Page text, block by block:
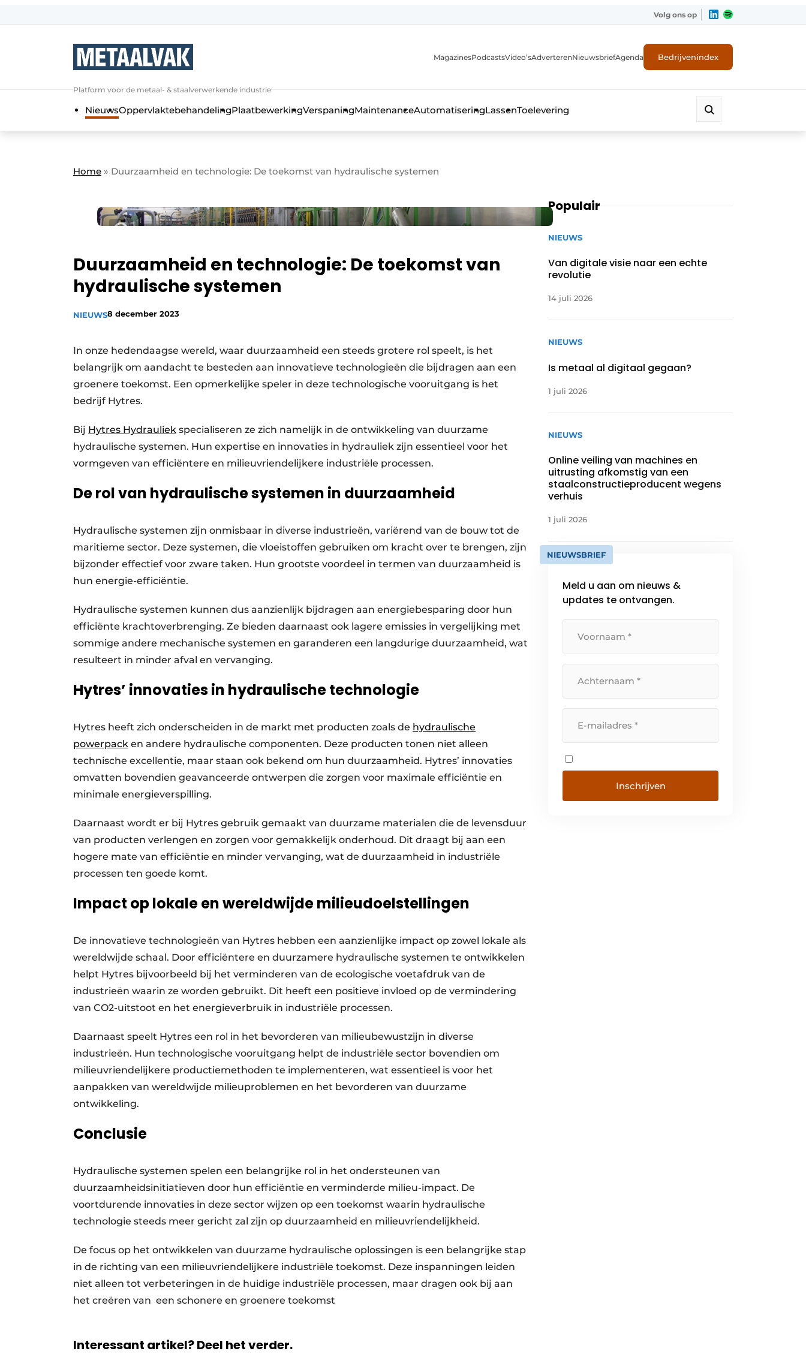
Algemene voorwaarden
Direct contact
Nieuwsbrief
Privacy / Cookie statement
Vacature aanmelden
Volg ons op
Platform voor de metaal- & staalverwerkende industrie
MagazinesPodcastsVideo’sAdverterenNieuwsbriefAgenda Bedrijvenindex
NieuwsOppervlaktebehandelingPlaatbewerkingVerspaningMaintenanceAutomatiseringLassenToelevering
Home » Duurzaamheid en technologie: De toekomst van hydraulische systemen
Duurzaamheid en technologie: De toekomst van
hydraulische systemen
NIEUWS8 december 2023
In onze hedendaagse wereld, waar duurzaamheid een steeds grotere rol speelt, is het
belangrijk om aandacht te besteden aan innovatieve technologieën die bijdragen aan een
groenere toekomst. Een opmerkelijke speler in deze technologische vooruitgang is het
bedrijf Hytres.
Bij Hytres Hydrauliek specialiseren ze zich namelijk in de ontwikkeling van duurzame
hydraulische systemen. Hun expertise en innovaties in hydrauliek zijn essentieel voor het
vormgeven van efficiëntere en milieuvriendelijkere industriële processen.
De rol van hydraulische systemen in duurzaamheid
Hydraulische systemen zijn onmisbaar in diverse industrieën, variërend van de bouw tot de
maritieme sector. Deze systemen, die vloeistoffen gebruiken om kracht over te brengen, zijn
bijzonder effectief voor zware taken. Hun grootste voordeel in termen van duurzaamheid is
hun energie-efficiëntie.
Hydraulische systemen kunnen dus aanzienlijk bijdragen aan energiebesparing door hun
efficiënte krachtoverbrenging. Ze bieden daarnaast ook lagere emissies in vergelijking met
sommige andere mechanische systemen en garanderen een langdurige duurzaamheid, wat
resulteert in minder afval en vervanging.
Hytres’ innovaties in hydraulische technologie
Hytres heeft zich onderscheiden in de markt met producten zoals de hydraulische
powerpack en andere hydraulische componenten. Deze producten tonen niet alleen
technische excellentie, maar staan ook bekend om hun duurzaamheid. Hytres’ innovaties
omvatten bovendien geavanceerde ontwerpen die zorgen voor maximale efficiëntie en
minimale energieverspilling.
Daarnaast wordt er bij Hytres gebruik gemaakt van duurzame materialen die de levensduur
van producten verlengen en zorgen voor gemakkelijk onderhoud. Dit draagt bij aan een
hogere mate van efficiëntie en minder vervanging, wat de duurzaamheid in industriële
processen ten goede komt.
Impact op lokale en wereldwijde milieudoelstellingen
De innovatieve technologieën van Hytres hebben een aanzienlijke impact op zowel lokale als
wereldwijde schaal. Door efficiëntere en duurzamere hydraulische systemen te ontwikkelen
helpt Hytres bijvoorbeeld bij het verminderen van de ecologische voetafdruk van de
industrieën waarin ze worden gebruikt. Dit heeft een positieve invloed op de vermindering
van CO2-uitstoot en het energieverbruik in industriële processen.
Daarnaast speelt Hytres een rol in het bevorderen van milieubewustzijn in diverse
industrieën. Hun technologische vooruitgang helpt de industriële sector bovendien om
milieuvriendelijkere productiemethoden te implementeren, wat essentieel is voor het
aanpakken van wereldwijde milieuproblemen en het bevorderen van duurzame
ontwikkeling.
Conclusie
Hydraulische systemen spelen een belangrijke rol in het ondersteunen van
duurzaamheidsinitiatieven door hun efficiëntie en verminderde milieu-impact. De
voortdurende innovaties in deze sector wijzen op een toekomst waarin hydraulische
technologie steeds meer gericht zal zijn op duurzaamheid en milieuvriendelijkheid.
De focus op het ontwikkelen van duurzame hydraulische oplossingen is een belangrijke stap
in de richting van een milieuvriendelijkere industriële toekomst. Deze inspanningen leiden
niet alleen tot verbeteringen in de huidige industriële processen, maar dragen ook bij aan
het creëren van een schonere en groenere toekomst
Interessant artikel? Deel het verder.
Populair
NIEUWS
Van digitale visie naar een echte
revolutie
14 juli 2026
NIEUWS
Is metaal al digitaal gegaan?
1 juli 2026
NIEUWS
Online veiling van machines en
uitrusting afkomstig van een
staalconstructieproducent wegens
verhuis
1 juli 2026
NIEUWSBRIEF
Meld u aan om nieuws &
updates te ontvangen.